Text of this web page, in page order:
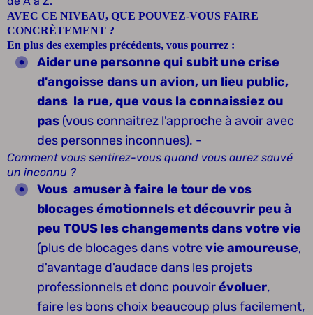
AVEC CE NIVEAU, QUE POUVEZ-VOUS FAIRE
CONCRÈTEMENT ?
En plus des exemples précédents, vous pourrez :
Aider une personne qui subit une crise
d'angoisse dans un avion, un lieu public,
dans la rue, que vous la connaissiez ou
pas (vous connaitrez l'approche à avoir avec
des personnes inconnues). -
Comment vous sentirez-vous quand vous aurez sauvé
un inconnu ?
Vous amuser à faire le tour de vos
blocages émotionnels et découvrir peu à
peu TOUS les changements dans votre vie
(plus de blocages dans votrevie amoureuse,
d'avantage d'audace dans les projets
professionnels et donc pouvoirévoluer,
faire les bons choix beaucoup plus facilement,